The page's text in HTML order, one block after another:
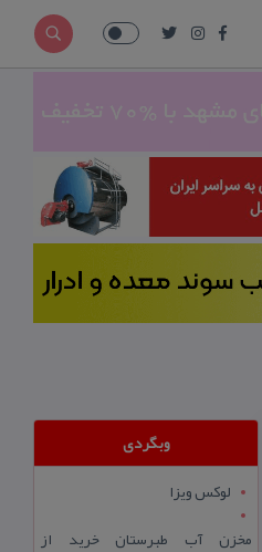
وبگردی
لوکس ویزا
مخزن آب طبرستان خرید از